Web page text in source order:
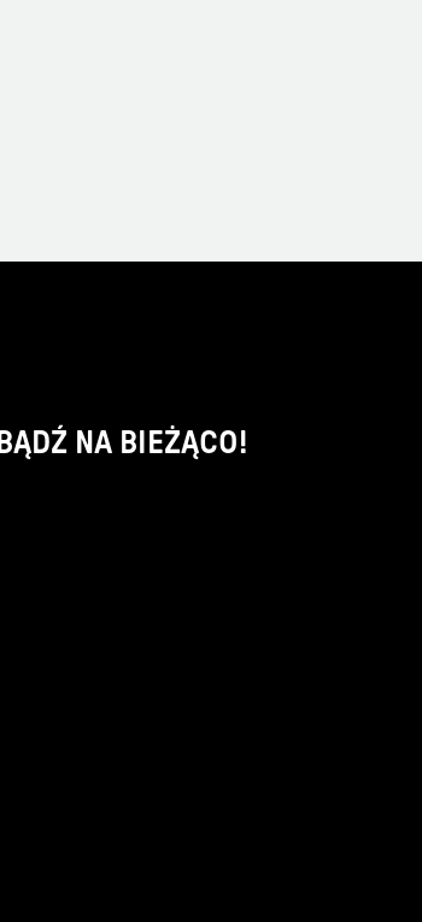
BĄDŹ NA BIEŻĄCO!